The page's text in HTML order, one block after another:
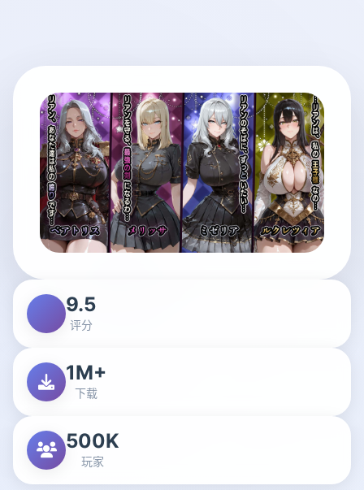
9.5
评分
1M+
下载
500K
玩家